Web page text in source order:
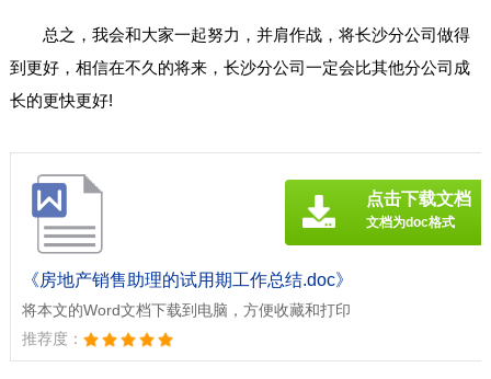
总之，我会和大家一起努力，并肩作战，将长沙分公司做得
到更好，相信在不久的将来，长沙分公司一定会比其他分公司成
长的更快更好!
《房地产销售助理的试用期工作总结.doc》
将本文的Word文档下载到电脑，方便收藏和打印
推荐度：
点击下载文档
文档为doc格式